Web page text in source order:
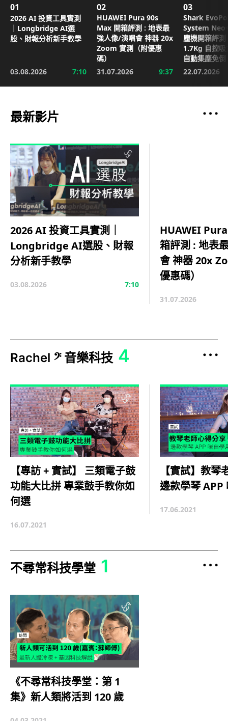
01
2026 AI 投資工具實測
｜Longbridge AI選
股、財報分析新手教學
03.08.2026 7:10
02
HUAWEI Pura 90s
Max 開箱評測 : 地表最
強人像/演唱會 神器 20x
Zoom 實測（附優惠
碼）
31.07.2026
9:37
03
Shark
System
塵機開箱評
1.7Kg 自控吸
自動集塵免倒
22.07.2026
最新影片
2026 AI 投資工具實測｜
Longbridge AI選股、財報
分析新手教學
03.08.2026 7:10
HUAWEI
箱評測 : 地表
會 神器 20x
優惠碼）
31.07.2026
Rachel 𝄢 音樂科技 4
【專訪 + 實試】 三類電子鼓
功能大比拼 專業鼓手教你如
何選
16.07.2021
【實試】教琴
邊款學琴 APP
17.06.2021
不尋常科技學堂 1
《不尋常科技學堂：第 1
集》新人類將活到 120 歲